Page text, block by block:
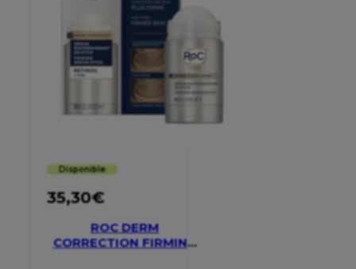
Disponible
35,30€
ROC DERM
CORRECTION FIRMING